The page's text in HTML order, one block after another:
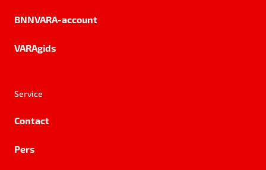
BNNVARA-account
VARAgids
Service
Contact
Pers